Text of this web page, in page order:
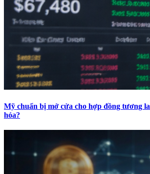
Mỹ chuẩn bị mở cửa cho hợp đồng tương
hóa?